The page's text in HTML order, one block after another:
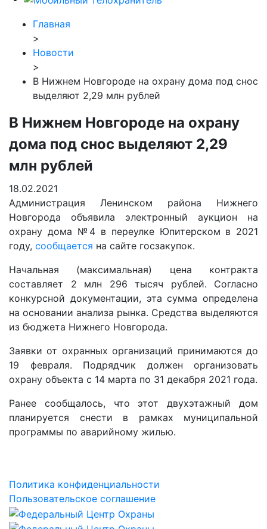
Главная
>
Новости
>
В Нижнем Новгороде на охрану дома под снос
выделяют 2,29 млн рублей
В Нижнем Новгороде на охрану
дома под снос выделяют 2,29
млн рублей
18.02.2021
Администрация Ленинском района Нижнего
Новгорода объявила электронный аукцион на
охрану дома №4 в переулке Юпитерском в 2021
году, сообщается на сайте госзакупок.
Начальная (максимальная) цена контракта
составляет 2 млн 296 тысяч рублей. Согласно
конкурсной документации, эта сумма определена
на основании анализа рынка. Средства выделяются
из бюджета Нижнего Новгорода.
Заявки от охранных организаций принимаются до
19 февраля. Подрядчик должен организовать
охрану объекта с 14 марта по 31 декабря 2021 года.
Ранее сообщалось, что этот двухэтажный дом
планируется снести в рамках муниципальной
программы по аварийному жилью.
Политика конфиденциальности
Пользовательское соглашение